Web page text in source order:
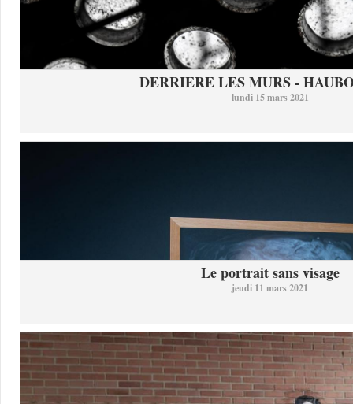
DERRIERE LES MURS -
lundi 15 mars 2021
Le portrait sans visage
jeudi 11 mars 2021